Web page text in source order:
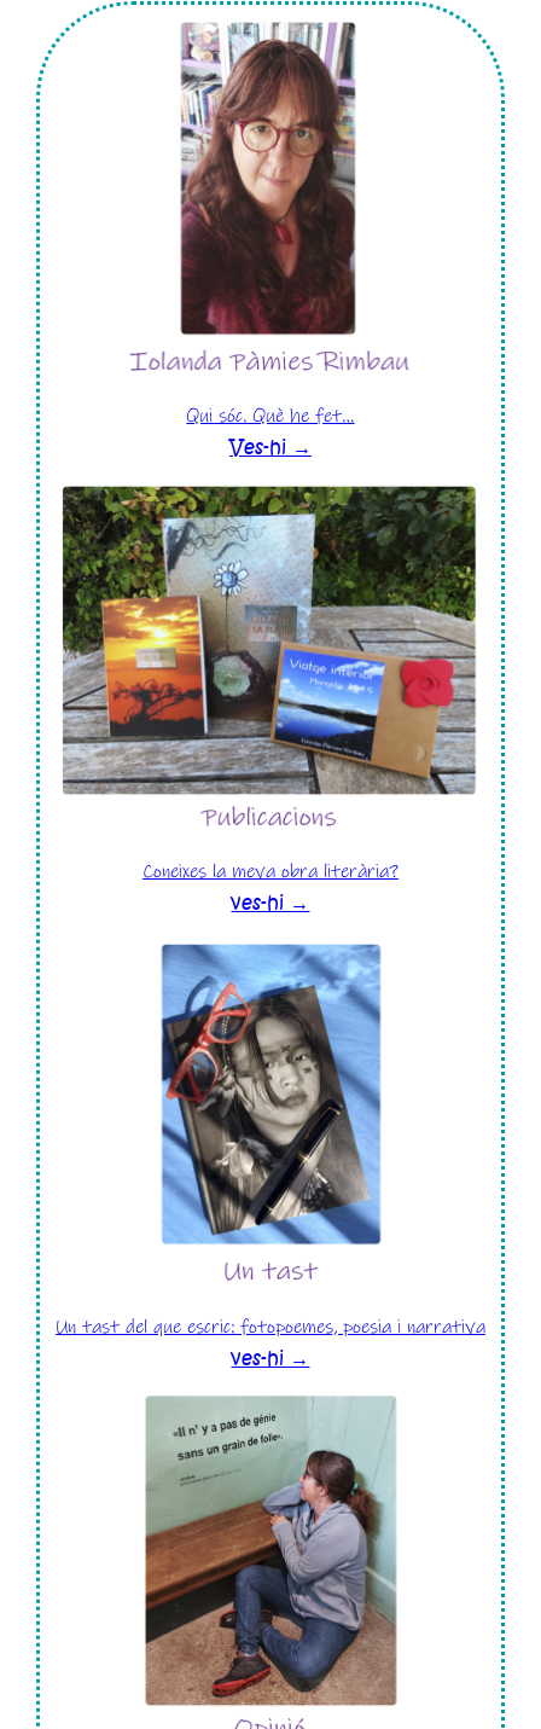
Qui sóc. Què he fet…
Ves-hi →
Coneixes la meva obra literària?
ves-hi →
Un tast del que escric: fotopoemes, poesia i narrativa
ves-hi →